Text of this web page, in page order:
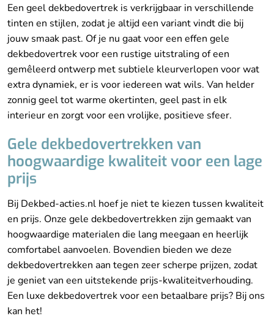
Een geel dekbedovertrek is verkrijgbaar in verschillende
tinten en stijlen, zodat je altijd een variant vindt die bij
jouw smaak past. Of je nu gaat voor een effen gele
dekbedovertrek voor een rustige uitstraling of een
gemêleerd ontwerp met subtiele kleurverlopen voor wat
extra dynamiek, er is voor iedereen wat wils. Van helder
zonnig geel tot warme okertinten, geel past in elk
interieur en zorgt voor een vrolijke, positieve sfeer.
Gele dekbedovertrekken van
hoogwaardige kwaliteit voor een lage
prijs
Bij Dekbed-acties.nl hoef je niet te kiezen tussen kwaliteit
en prijs. Onze gele dekbedovertrekken zijn gemaakt van
hoogwaardige materialen die lang meegaan en heerlijk
comfortabel aanvoelen. Bovendien bieden we deze
dekbedovertrekken aan tegen zeer scherpe prijzen, zodat
je geniet van een uitstekende prijs-kwaliteitverhouding.
Een luxe dekbedovertrek voor een betaalbare prijs? Bij ons
kan het!